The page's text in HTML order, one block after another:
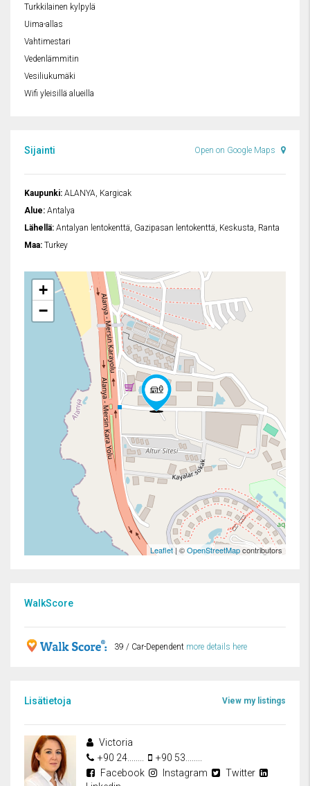
Turkkilainen kylpylä
Uima-allas
Vahtimestari
Vedenlämmitin
Vesiliukumäki
Wifi yleisillä alueilla
Sijainti Open on Google Maps
Kaupunki: ALANYA, Kargicak
Alue: Antalya
Lähellä: Antalyan lentokenttä, Gazipasan lentokenttä, Keskusta, Ranta
Maa: Turkey
+
−
Leaflet | ©OpenStreetMapcontributors
WalkScore
39 / Car-Dependent more details here
Lisätietoja View my listings
Victoria
+90 24........
+90 53........
Facebook
Instagram
Twitter